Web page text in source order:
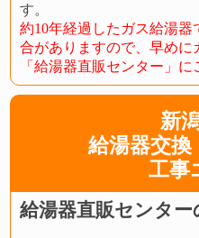
す。
約10年経過したガス給湯
合がありますので、早めに
「給湯器直販センター」に
新
給湯器交換
工事
給湯器直販センター